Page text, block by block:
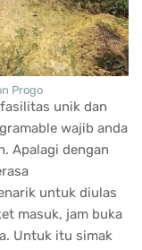
Progo
unik dan
wajib anda
Apalagi dengan
untuk diulas
masuk, jam buka
Untuk itu simak